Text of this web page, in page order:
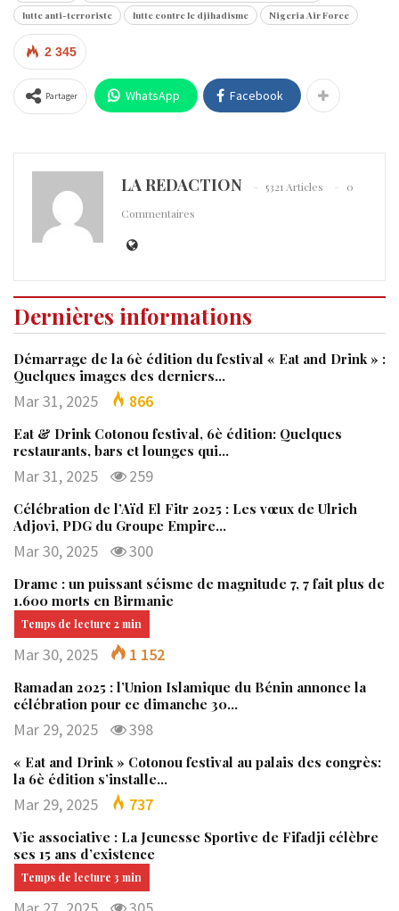
lutte anti-terroriste
lutte contre le djihadisme Nigeria Air Force
2 345
Partager WhatsApp Facebook
LA REDACTION 5321 Articles
0
Commentaires
Dernières informations
Démarrage de la 6è édition du festival « Eat and Drink » :
Quelques images des derniers…
Mar 31, 2025 866
Eat & Drink Cotonou festival, 6è édition: Quelques
restaurants, bars et lounges qui…
Mar 31, 2025 259
Célébration de l’Aïd El Fitr 2025 : Les vœux de Ulrich
Adjovi, PDG du Groupe Empire…
Mar 30, 2025 300
Drame : un puissant séisme de magnitude 7, 7 fait plus de
1.600 morts en Birmanie
Mar 30, 2025 1 152
Ramadan 2025 : l’Union Islamique du Bénin annonce la
célébration pour ce dimanche 30…
Mar 29, 2025 398
« Eat and Drink » Cotonou festival au palais des congrès:
la 6è édition s’installe…
Mar 29, 2025 737
Vie associative : La Jeunesse Sportive de Fifadji célèbre
ses 15 ans d’existence